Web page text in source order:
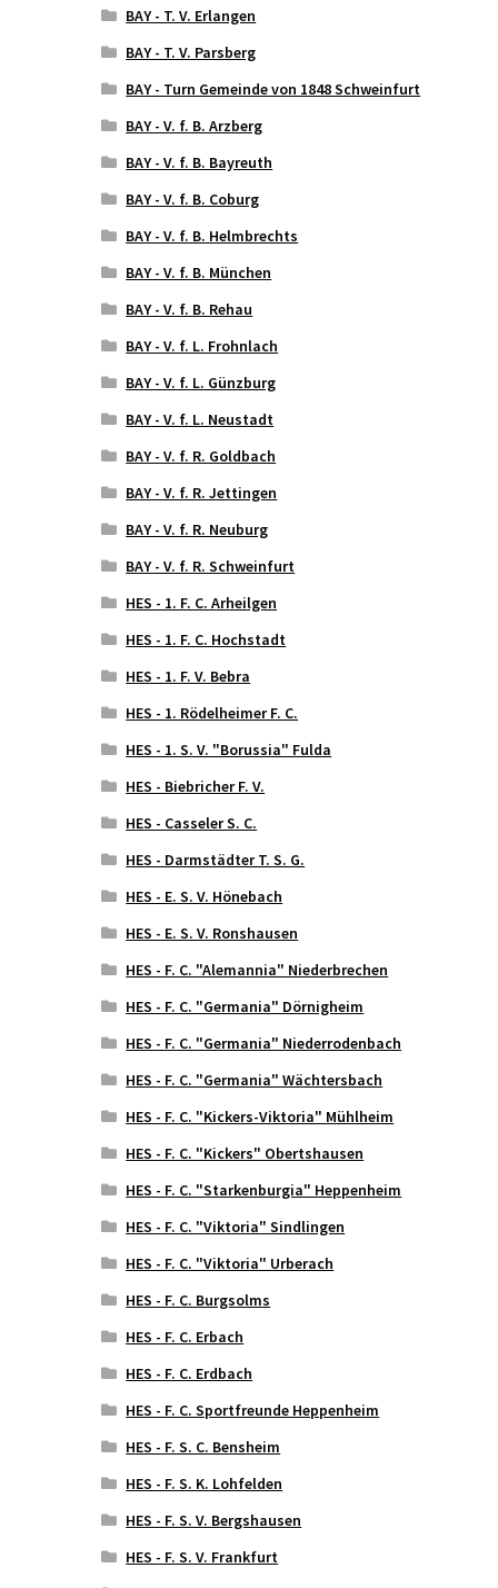
BAY - T. V. Erlangen
BAY - T. V. Parsberg
BAY - Turn Gemeinde von 1848 Schweinfurt
BAY - V. f. B. Arzberg
BAY - V. f. B. Bayreuth
BAY - V. f. B. Coburg
BAY - V. f. B. Helmbrechts
BAY - V. f. B. München
BAY - V. f. B. Rehau
BAY - V. f. L. Frohnlach
BAY - V. f. L. Günzburg
BAY - V. f. L. Neustadt
BAY - V. f. R. Goldbach
BAY - V. f. R. Jettingen
BAY - V. f. R. Neuburg
BAY - V. f. R. Schweinfurt
HES - 1. F. C. Arheilgen
HES - 1. F. C. Hochstadt
HES - 1. F. V. Bebra
HES - 1. Rödelheimer F. C.
HES - 1. S. V. "Borussia" Fulda
HES - Biebricher F. V.
HES - Casseler S. C.
HES - Darmstädter T. S. G.
HES - E. S. V. Hönebach
HES - E. S. V. Ronshausen
HES - F. C. "Alemannia" Niederbrechen
HES - F. C. "Germania" Dörnigheim
HES - F. C. "Germania" Niederrodenbach
HES - F. C. "Germania" Wächtersbach
HES - F. C. "Kickers-Viktoria" Mühlheim
HES - F. C. "Kickers" Obertshausen
HES - F. C. "Starkenburgia" Heppenheim
HES - F. C. "Viktoria" Sindlingen
HES - F. C. "Viktoria" Urberach
HES - F. C. Burgsolms
HES - F. C. Erbach
HES - F. C. Erdbach
HES - F. C. Sportfreunde Heppenheim
HES - F. S. C. Bensheim
HES - F. S. K. Lohfelden
HES - F. S. V. Bergshausen
HES - F. S. V. Frankfurt